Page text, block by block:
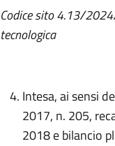
Codice sito 4.13/
tecnologica
Intesa, ai sensi
2017, n. 205,
2018 e bilancio